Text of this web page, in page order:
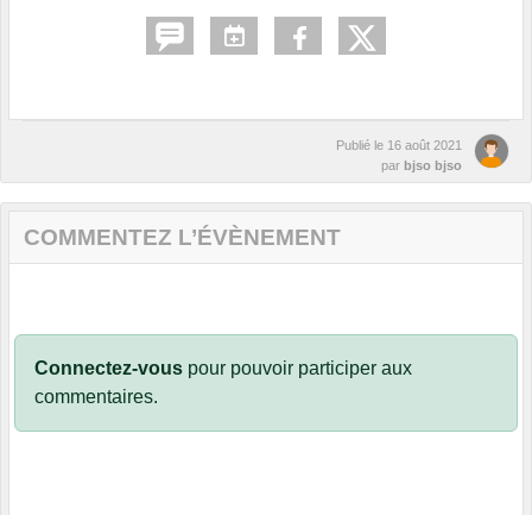
Publié le 16 août 2021
par bjso bjso
COMMENTEZ L’ÉVÈNEMENT
Connectez-vous pour pouvoir participer aux
commentaires.